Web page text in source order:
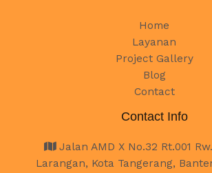
Home
Layanan
Project Gallery
Blog
Contact
Contact Info
Jalan AMD X No.32 Rt.001
Larangan, Kota Tangerang,